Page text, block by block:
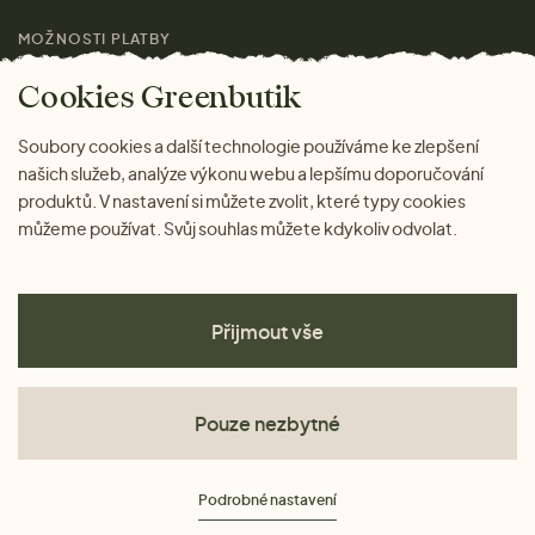
Magazín
MOŽNOSTI PLATBY
Ochrana osobních údajů
Cookies
Cookies Greenbutik
Soubory cookies a další technologie používáme ke zlepšení
našich služeb, analýze výkonu webu a lepšímu doporučování
produktů. V nastavení si můžete zvolit, které typy cookies
můžeme používat. Svůj souhlas můžete kdykoliv odvolat.
Přijmout vše
Pouze nezbytné
Podrobné nastavení